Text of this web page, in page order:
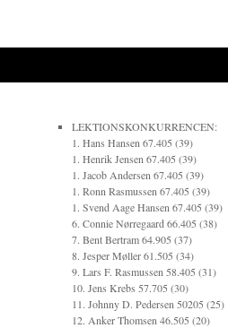
LEKTIONSKONKURRENCEN:
1. Hans Hansen 67.405 (39)
1. Henrik Jensen 67.405 (39)
1. Jacob Andersen 67.405 (39)
1. Ronn Rasmussen 67.405 (39)
1. Svend Aage Hansen 67.405 (39)
6. Connie Nørregaard 66.405 (38)
7. Bent Bertram 64.905 (37)
8. Jesper Møller 61.505 (34)
9. Lars F. Rasmussen 58.405 (31)
10. Jens Krebs 57.705 (30)
11. Johnny D. Pedersen 50205 (25)
12. Anker Thomsen 46.505 (20)